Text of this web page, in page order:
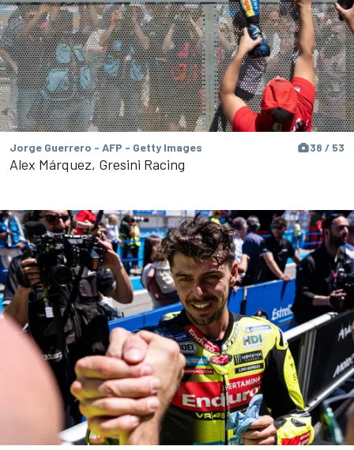
Jorge Guerrero - AFP - Getty Images 38 / 53
Alex Márquez, Gresini Racing